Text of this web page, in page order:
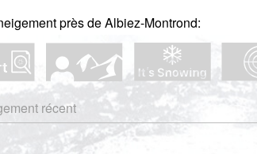
près de Albiez-Montrond:
récent